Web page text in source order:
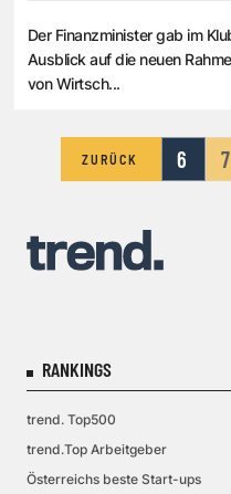
Der Finanzminister gab im
Ausblick auf die neuen
von Wirtsch...
ZURÜCK 6 7
RANKINGS
trend. Top500
trend.Top Arbeitgeber
Österreichs beste Start-ups